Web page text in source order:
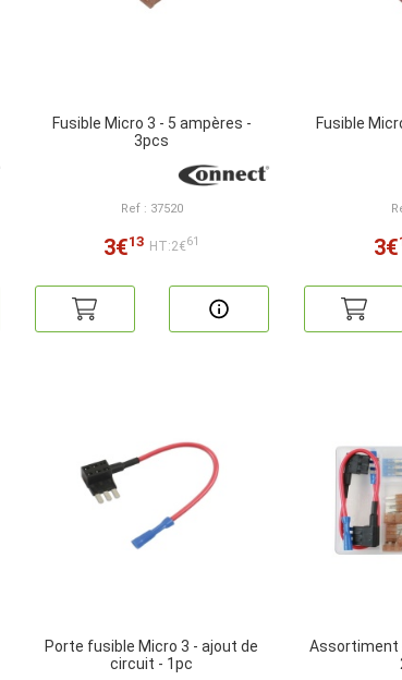
Fusible Micro 3 - 5 ampères -
3pcs
Ref : 37520
3€13 HT:2€61
Fusible
3€
Porte fusible Micro 3 - ajout de
circuit - 1pc
Assortiment